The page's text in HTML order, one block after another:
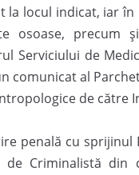
la locul indicat, iar
osoase, precum
Serviciului de
comunicat al
de către
penală cu
Criminalistă din